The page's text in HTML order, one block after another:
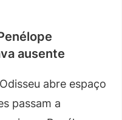
ausente
abre espaço
passam a